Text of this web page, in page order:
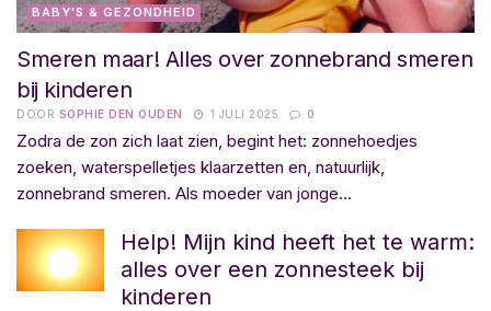
BABY'S & GEZONDHEID
Smeren maar! Alles over zonnebrand smeren
bij kinderen
DOOR SOPHIE DEN OUDEN 1 JULI 2025 0
Zodra de zon zich laat zien, begint het: zonnehoedjes
zoeken, waterspelletjes klaarzetten en, natuurlijk,
zonnebrand smeren. Als moeder van jonge...
Help! Mijn kind heeft het te warm:
alles over een zonnesteek bij
kinderen